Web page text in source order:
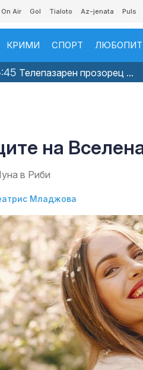
Air Gol Tialoto Az-jenata Puls
КРИМИ СПОРТ
Телепазарен прозорец ...
на
в Риби
Младжова